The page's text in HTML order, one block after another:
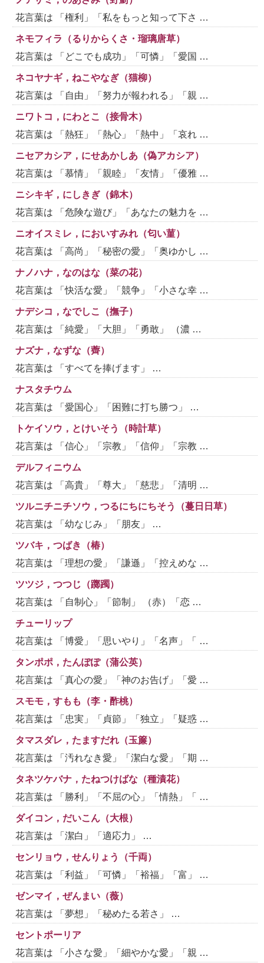
花言葉は 「権利」「私をもっと知って下さ …
ネモフィラ（るりからくさ・瑠璃唐草）
花言葉は 「どこでも成功」「可憐」「愛国 …
ネコヤナギ，ねこやなぎ（猫柳）
花言葉は 「自由」「努力が報われる」「親 …
ニワトコ，にわとこ（接骨木）
花言葉は 「熱狂」「熱心」「熱中」「哀れ …
ニセアカシア，にせあかしあ（偽アカシア）
花言葉は 「慕情」「親睦」「友情」「優雅 …
ニシキギ，にしきぎ（錦木）
花言葉は 「危険な遊び」「あなたの魅力を …
ニオイスミレ，においすみれ（匂い菫）
花言葉は 「高尚」「秘密の愛」「奥ゆかし …
ナノハナ，なのはな（菜の花）
花言葉は 「快活な愛」「競争」「小さな幸 …
ナデシコ，なでしこ（撫子）
花言葉は 「純愛」「大胆」「勇敢」 （濃 …
ナズナ，なずな（薺）
花言葉は 「すべてを捧げます」 …
ナスタチウム
花言葉は 「愛国心」「困難に打ち勝つ」 …
トケイソウ，とけいそう（時計草）
花言葉は 「信心」「宗教」「信仰」「宗教 …
デルフィニウム
花言葉は 「高貴」「尊大」「慈悲」「清明 …
ツルニチニチソウ，つるにちにちそう（蔓日日草）
花言葉は 「幼なじみ」「朋友」 …
ツバキ，つばき（椿）
花言葉は 「理想の愛」「謙遜」「控えめな …
ツツジ，つつじ（躑躅）
花言葉は 「自制心」「節制」 （赤）「恋 …
チューリップ
花言葉は 「博愛」「思いやり」「名声」「 …
タンポポ，たんぽぽ（蒲公英）
花言葉は 「真心の愛」「神のお告げ」「愛 …
スモモ，すもも（李・酢桃）
花言葉は 「忠実」「貞節」「独立」「疑惑 …
タマスダレ，たますだれ（玉簾）
花言葉は 「汚れなき愛」「潔白な愛」「期 …
タネツケバナ，たねつけばな（種漬花）
花言葉は 「勝利」「不屈の心」「情熱」「 …
ダイコン，だいこん（大根）
花言葉は 「潔白」「適応力」 …
センリョウ，せんりょう（千両）
花言葉は 「利益」「可憐」「裕福」「富」 …
ゼンマイ，ぜんまい（薇）
花言葉は 「夢想」「秘めたる若さ」 …
セントポーリア
花言葉は 「小さな愛」「細やかな愛」「親 …